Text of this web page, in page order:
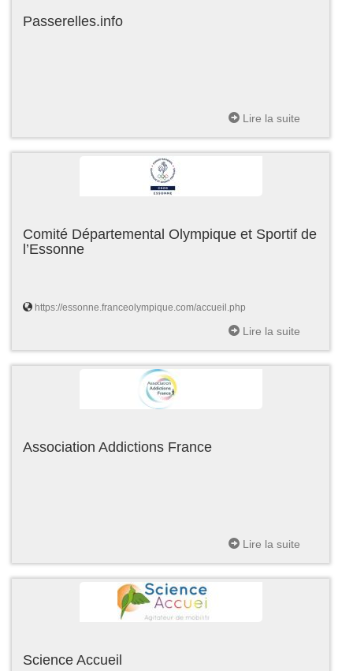
Passerelles.info
Lire la suite
Comité Départemental Olympique et Sportif de
l’Essonne
https://essonne.franceolympique.com/accueil.php
Lire la suite
Association Addictions France
Lire la suite
Science Accueil